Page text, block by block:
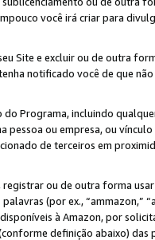
você irá criar para
Site e excluir ou de outra
notificado você de que
do Programa, incluindo
pessoa ou empresa, ou
de terceiros em
registrar ou de outra forma
(por ex., “ammazon,”
à Amazon, por
definição abaixo)